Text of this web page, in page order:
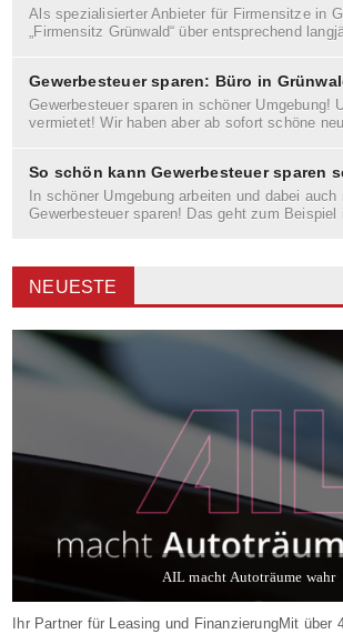
Als spezialisierter Anbieter für Firmensitze in
„Firmensitz Grünwald“ über entsprechend
Gewerbesteuer sparen in schöner Umgebung!
vermietet! Wir haben aber ab sofort schöne
So schön kann Gewerbesteuer sparen
In schöner Umgebung arbeiten und dabei auch
Gewerbesteuer sparen! Das geht zum Beispiel
NEUESTE
AIL macht Autoträume wahr
17. MÄRZ 2025 BY BRITT 0
Ihr Partner für Leasing und FinanzierungMit über